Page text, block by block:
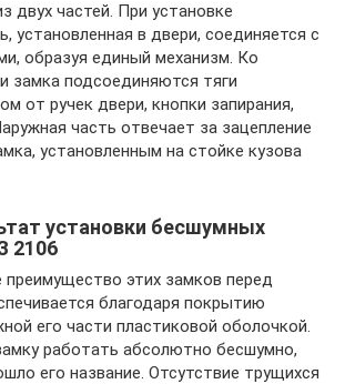
двух частей. При установке
установленная в двери, соединяется с
образуя единый механизм. Ко
замка подсоединяются тяги
от ручек двери, кнопки запирания,
часть отвечает за зацепление
установленным на стойке кузова
установки бесшумных
2106
этих замков перед
благодаря покрытию
его части пластиковой оболочкой.
работать абсолютно бесшумно,
его название. Отсутствие трущихся